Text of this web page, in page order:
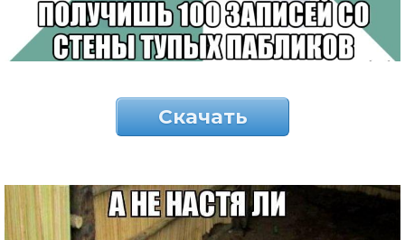
Скачать